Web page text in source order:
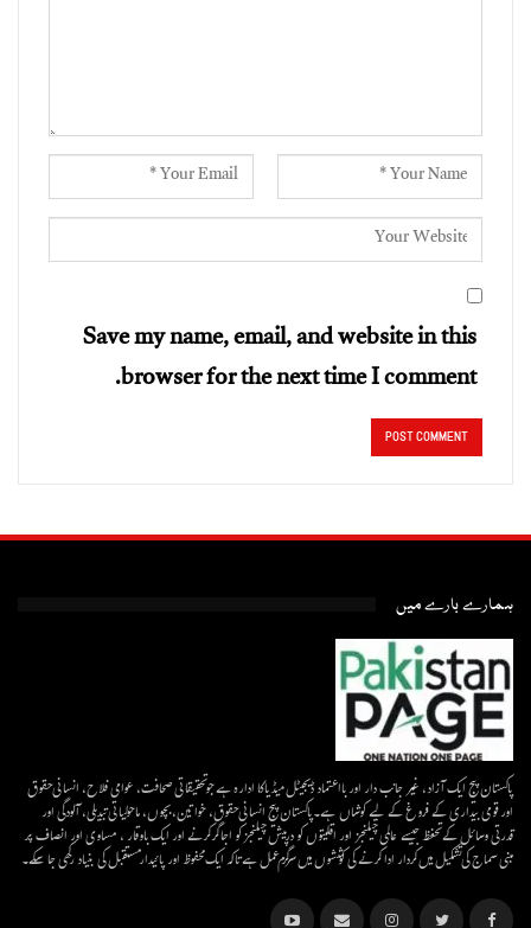
Save my name, email, and website in this
browser for the next time I comment.
ہمارے بارے میں
پاکستان پیج ایک آزاد، غیر جانب دار اور بااعتماد ڈیجیٹل میڈیاکا ادارہ ہے جو تحقیقاتی صحافت، عوامی فلاح، انسانی حقوق
اور قومی بیداری کے فروغ کے لیے کوشاں ہے۔پاکستان پیج انسانی حقوق، خواتین، بچوں، ماحولیاتی تبدیلی، آلودگی اور
قدرتی وسائل کے تحفظ جیسے عالمی چیلنجز اور اقلیتوں کو درپیش چیلنجز کو اجاگر کرنے اور ایک باوقار ، مساوی اور انصاف پر
مبنی سماج کی تشکیل میں کردار ادا کرنے کی کوششوں میں سرگرم عمل ہےتاکہ ایک محفوظ اور پائیدار مستقبل کی بنیاد رکھی جا سکے۔